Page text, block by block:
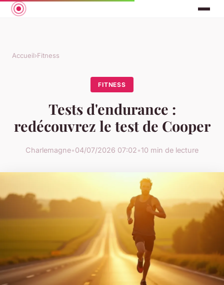
Accueil›Fitness
FITNESS
Tests d'endurance :
redécouvrez le test de Cooper
Charlemagne•04/07/2026 07:02•10 min de lecture